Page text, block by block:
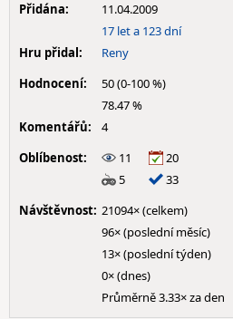
Přidána:
11.04.2009
17 let a 123 dní
Hru přidal:
Reny
Hodnocení:
50 (0-100 %)
78.47 %
Komentářů:
4
Oblíbenost:
11
20
5
33
Návštěvnost: 21094× (celkem)
96× (poslední měsíc)
13× (poslední týden)
0× (dnes)
Průměrně 3.33× za den